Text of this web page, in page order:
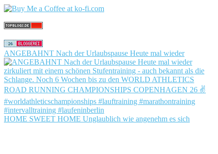
ANGEBAHNT Nach der Urlaubspause Heute mal wieder
HOME SWEET HOME Unglaublich wie angenehm es sich